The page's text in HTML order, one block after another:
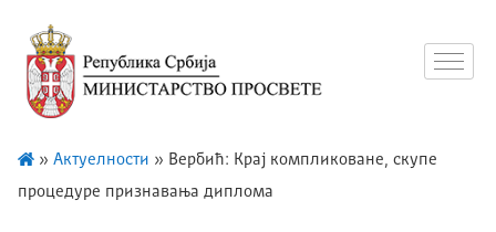
» Актуелности » Вербић: Крај компликоване, скупе
процедуре признавања диплома